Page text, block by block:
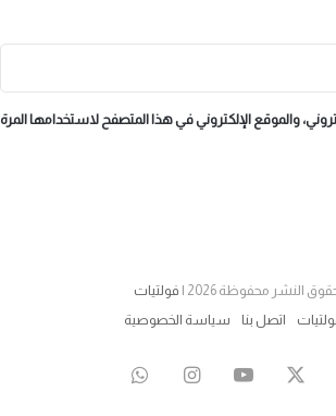
والموقع الإلكتروني في هذا المتصفح لاستخدامها المرة
النشر محفوظة 2026 |
فولتيات
اتصل بنا سياسة الخصوصية
‫YouTubeانستقرامواتساب